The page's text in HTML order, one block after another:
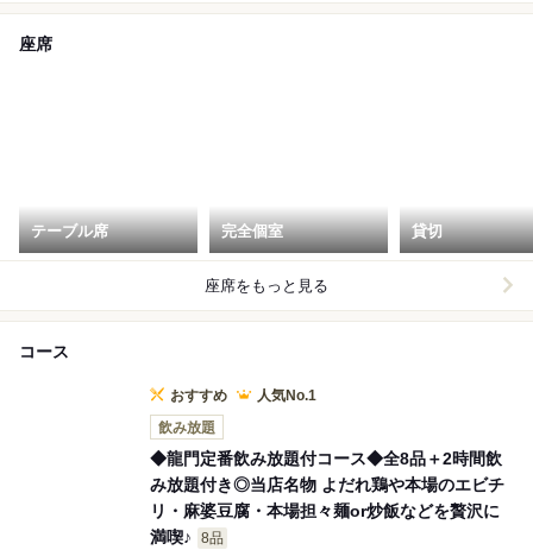
座席
テーブル席 完全個室 貸切
座席をもっと見る
コース
おすすめ
人気No.1
飲み放題
◆龍門定番飲み放題付コース◆全8品＋2時間飲
み放題付き◎当店名物 よだれ鶏や本場のエビチ
リ・麻婆豆腐・本場担々麺or炒飯などを贅沢に
満喫♪
8品